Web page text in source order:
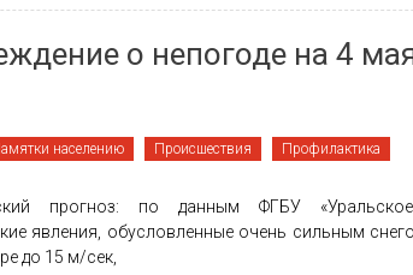
о непогоде на 4
населению Проиcшествия Профилактика
прогноз: по данным ФГБУ
явления, обусловленные очень сильным
до 15 м/сек,